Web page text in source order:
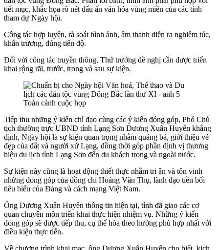
tiết mục, khắc họa rõ nét dấu ấn văn hóa vùng miền của các tỉnh
tham dự Ngày hội.
Công tác hợp luyện, rà soát hình ảnh, âm thanh diễn ra nghiêm túc,
khẩn trương, đúng tiến độ.
Đối với công tác truyền thông, Thứ trưởng đề nghị cần được triển
khai rộng rãi, trước, trong và sau sự kiện.
Toàn cảnh cuộc họp
Tiếp thu những ý kiến chỉ đạo cùng các ý kiến đóng góp, Phó Chủ
tịch thường trực UBND tỉnh Lạng Sơn Dương Xuân Huyên khẳng
định, Ngày hội là sự kiện quan trọng nhằm quảng bá, giới thiệu vẻ
đẹp của đất và người xứ Lạng, đồng thời góp phần định vị thương
hiệu du lịch tỉnh Lạng Sơn đến du khách trong và ngoài nước.
Sự kiện này cũng là hoạt động thiết thực nhằm tri ân và tôn vinh
những đóng góp của đồng chí Hoàng Văn Thụ, lãnh đạo tiền bối
tiêu biểu của Đảng và cách mạng Việt Nam.
Ông Dương Xuân Huyên thông tin hiện tại, tỉnh đã giao các cơ
quan chuyên môn triển khai thực hiện nhiệm vụ. Những ý kiến
đóng góp sẽ được tiếp thu, cụ thể hóa theo hướng phù hợp nhất với
điều kiện thực tiễn.
Về chương trình khai mạc, ông Dương Xuân Huyên cho biết, kịch